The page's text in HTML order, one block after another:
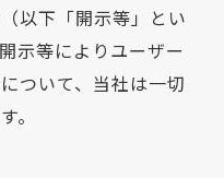
以下「開示等」とい
示等によりユーザー
ついて、当社は一切
。